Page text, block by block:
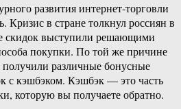
развития интернет-торговли
Кризис в стране толкнул россиян в
скидок выступили решающими
покупки. По той же причине
получили различные бонусные
с кэшбэком. Кэшбэк — это часть
которую вы получаете обратно.